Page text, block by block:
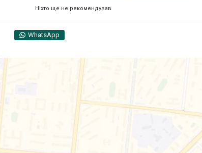
Ніхто ще не рекомендував
WhatsApp